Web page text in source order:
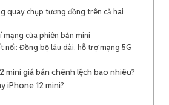
quay chụp tương đồng trên cả hai
mạng của phiên bản mini
nối: Đồng bộ lâu dài, hỗ trợ mạng 5G
mini giá bán chênh lệch bao nhiêu?
iPhone 12 mini?